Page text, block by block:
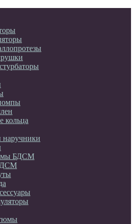
кольца
БДСМ